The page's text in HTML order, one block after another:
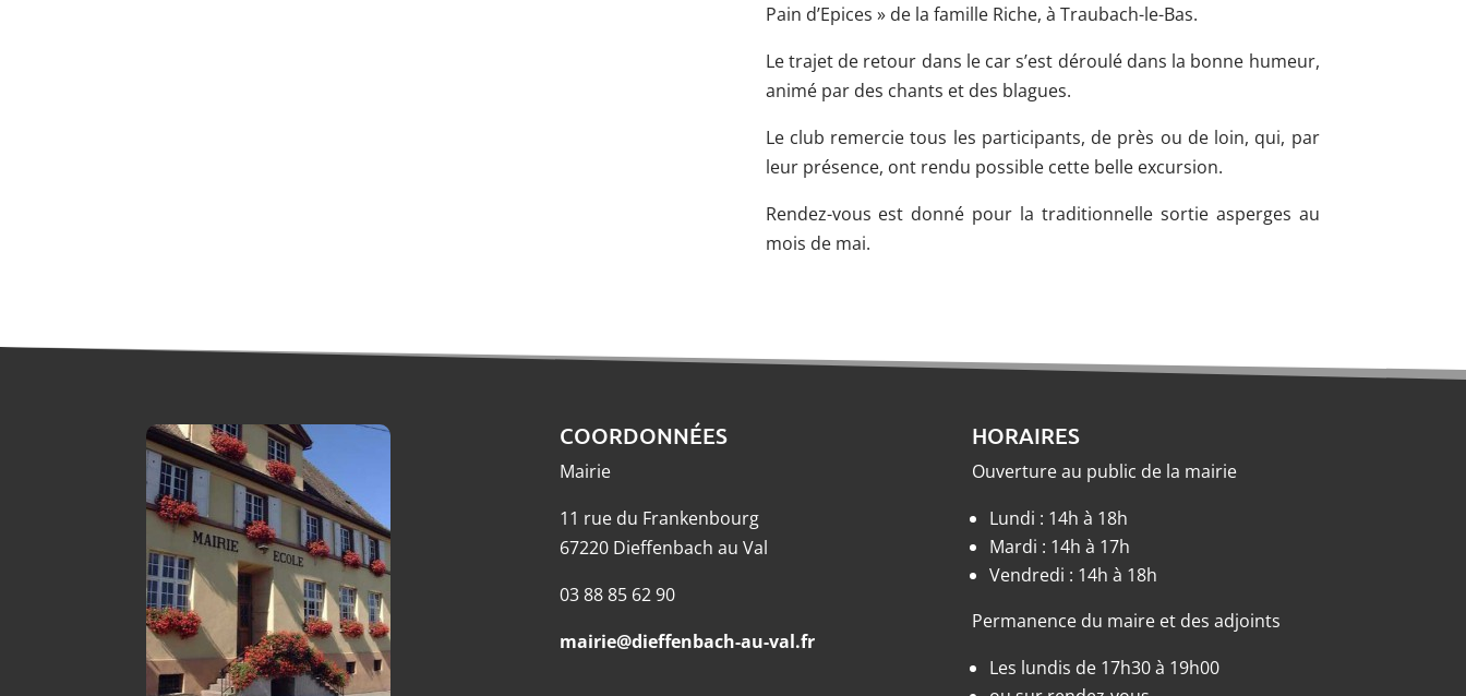
Pain d’Epices » de la famille Riche, à Traubach-le-Bas.
Le trajet de retour dans le car s’est déroulé dans la bonne humeur,
animé par des chants et des blagues.
Le club remercie tous les participants, de près ou de loin, qui, par
leur présence, ont rendu possible cette belle excursion.
Rendez-vous est donné pour la traditionnelle sortie asperges au
mois de mai.
COORDONNÉES
Mairie
11 rue du Frankenbourg
67220 Dieffenbach au Val
03 88 85 62 90
mairie@dieffenbach-au-val.fr
HORAIRES
Ouverture au public de la mairie
Lundi : 14h à 18h
Mardi : 14h à 17h
Vendredi : 14h à 18h
Permanence du maire et des adjoints
Les lundis de 17h30 à 19h00